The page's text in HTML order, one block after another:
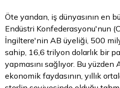
Öte yandan, iş dünyasının en
Endüstri Konfederasyonu'nun
İngiltere'nin AB üyeliği, 500
sahip, 16,6 trilyon dolarlık bir
yapmasını sağlıyor. Bu
ekonomik faydasının, yıllık